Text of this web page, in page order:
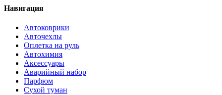
Навигация
Автоковрики
Авточехлы
Оплетка на руль
Автохимия
Аксессуары
Аварийный набор
Парфюм
Сухой туман